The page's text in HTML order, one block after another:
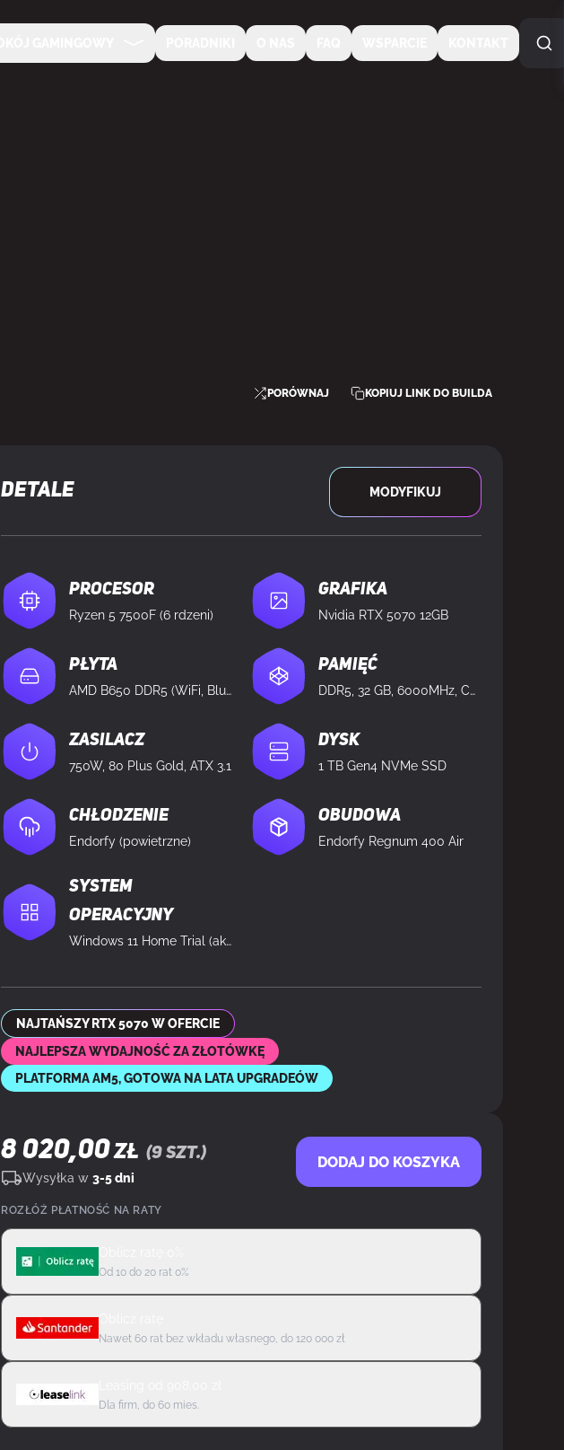
PORÓWNAJ KOPIUJ LINK DO BUILDA
DETALE MODYFIKUJ
Procesor
Ryzen 5 7500F (6 rdzeni)
Grafika
Nvidia RTX 5070 12GB
Płyta
AMD B650 DDR5 (WiFi, Bluetooth)
Pamięć
DDR5, 32 GB, 6000MHz, CL32
Zasilacz
750W, 80 Plus Gold, ATX 3.1
Dysk
1 TB Gen4 NVMe SSD
Chłodzenie
Endorfy (powietrzne)
Obudowa
Endorfy Regnum 400 Air
System
operacyjny
Windows 11 Home Trial (aktywacja po stronie klienta)
NAJTAŃSZY RTX 5070 W OFERCIE
NAJLEPSZA WYDAJNOŚĆ ZA ZŁOTÓWKĘ
PLATFORMA AM5, GOTOWA NA LATA UPGRADEÓW
8 020,00ZŁ (9 szt.)
Wysyłka w 3-5 dni
DODAJ DO KOSZYKA
ROZŁÓŻ PŁATNOŚĆ NA RATY
Od 10 do 20 rat 0%
Nawet 60 rat bez wkładu własnego, do 120 000 zł
Dla firm, do 60 mies.